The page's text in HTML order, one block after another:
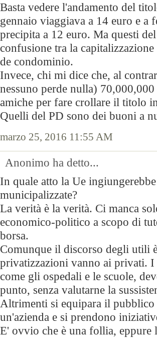
Basta vedere l'andamento del
gennaio viaggiava a 14 euro e a
precipita a 12 euro. Ma questi
confusione tra la
de condominio.
Invece, chi mi dice che, al
nessuno perde nulla)
amiche per fare crollare il titolo
Quelli del PD sono dei buoni a
marzo 25, 2016 11:55 AM
Anonimo ha detto...
In quale atto la Ue
municipalizzate?
La verità è la verità. Ci manca
economico-politico a scopo di
borsa.
Comunque il discorso degli utili
privatizzazioni vanno ai privati. I
come gli ospedali e le scuole,
punto, senza valutarne la
Altrimenti si equipara il
un'azienda e si prendono
E' ovvio che è una follia, eppure